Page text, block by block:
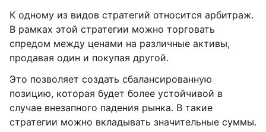
К одному из видов стратегий относится арбитраж.
В рамках этой стратегии можно торговать
спредом между ценами на различные активы,
продавая один и покупая другой.
Это позволяет создать сбалансированную
позицию, которая будет более устойчивой в
случае внезапного падения рынка. В такие
стратегии можно вкладывать значительные суммы.